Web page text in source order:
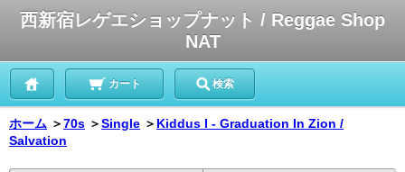
西新宿レゲエショップナット / Reggae Shop
NAT
カート 検索
ホーム ＞70s ＞Single ＞ Kiddus I - Graduation In Zion /
Salvation